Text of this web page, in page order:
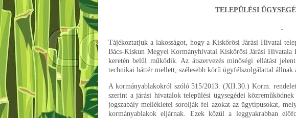
TELEPÜLÉSI
Tájékoztatjuk a lakosságot, hogy a Kiskőrösi Járási Hivatal
Bács-Kiskun Megyei Kormányhivatal Kiskőrösi Járási Hivatala
keretén belül működik. Az átszervezés minőségi ellátást
technikai háttér mellett, szélesebb körű ügyfélszolgálattal állnak
A kormányablakokról szóló 515/2013. (XII.30.) Korm.
szerint a járási hivatalok települési ügysegédei
jogszabály mellékletei sorolják fel azokat az ügytípusokat,
kormányablakok eljárnak. Ezek közül a leggyakrabban